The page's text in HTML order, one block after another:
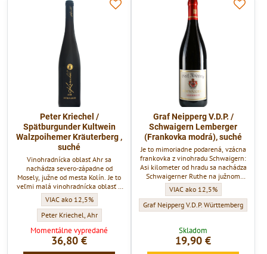
Peter Kriechel /
Spätburgunder Kultwein
Walzpoihemer Kräuterberg ,
suché
Vinohradnícka oblasť Ahr sa
nachádza severo-západne od
Mosely, južne od mesta Kolín. Je to
veľmi malá vinohradnícka oblasť o
výmere 500 hektárov. Veľká časť
vinohradov sa nachádza na veľmi
prudkých expozíciách - terasách.
Pestuje sa tu skoro výhradne
kráľovská odroda Spätburgunder,
synonymum pre Pinot Noir (či
Rulandské modré). Je to modrá
Peter Kriechel / Spätburgunder Kultwein Walzpoihemer Kräuterberg ,
VIAC ako 12,5%
Peter Kriechel / Spätburgunder Kultwein Walzpoihemer Kräuterberg ,
Peter Kriechel, Ahr
Momentálne vypredané
36,80 €
Graf Neipperg V.D.P. /
Schwaigern Lemberger
(Frankovka modrá), suché
Je to mimoriadne podarená, vzácna
frankovka z vinohradu Schwaigern:
Asi kilometer od hradu sa nachádza
Schwaigerner Ruthe na južnom
svahu Heuchelbergu. Na viac ako
30 hektároch viníc dominuje 60%
červené víno. Vo výhradnom
vlastníctve Grófstva je takmer 7
monoparcela, čo je na nemecké
pomery jedinečné. Vďaka tejto
výmere a jedinečnosti sú dostupné
Graf Neipperg V.D.P. /
VIAC ako 12,5%
Graf Neipperg V.D.P. / Schwaigern
Graf Neipperg V.D.P. Württemberg
Skladom
19,90 €